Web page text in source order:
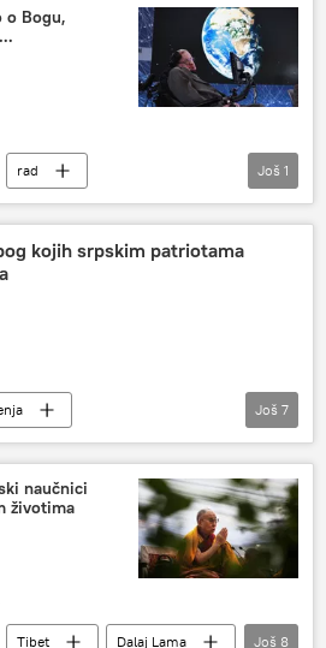
o Bogu,
rad
Još 1
kojih srpskim patriotama
Srbija
fašizam
Druga Srbija
Još 7
naučnici
životima
Tibet
Dalaj Lama
Još 8